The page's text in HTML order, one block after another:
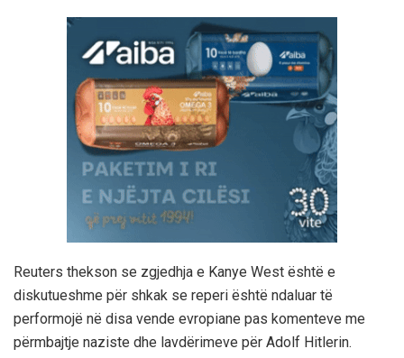
Reuters thekson se zgjedhja e Kanye West është e
diskutueshme për shkak se reperi është ndaluar të
performojë në disa vende evropiane pas komenteve me
përmbajtje naziste dhe lavdërimeve për Adolf Hitlerin.